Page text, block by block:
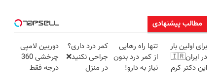
مطالب پیشنهادی
برای اولین بار
در ایران🇮🇷
این دکتر کرم
تنها راه رهایی
از کمر درد بدون
نیاز به دارو!
کمر درد داری؟
جراحی نکنید❌
در منزل
دوربین لامپی
چرخشی 360
درجه فقط